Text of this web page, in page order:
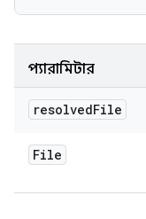
প্যারামিটার
resolvedFile
File